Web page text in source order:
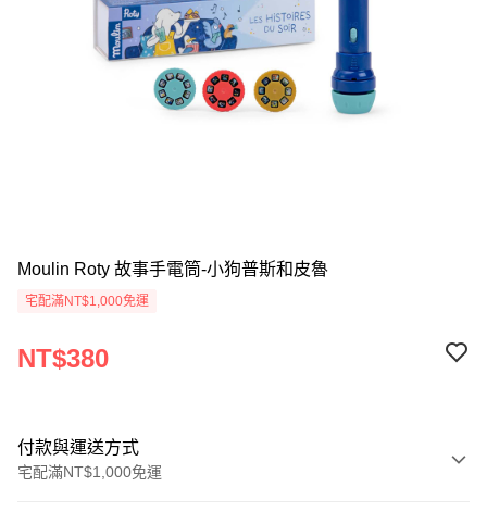
Moulin Roty 故事手電筒-小狗普斯和皮魯
宅配滿NT$1,000免運
NT$380
付款與運送方式
宅配滿NT$1,000免運